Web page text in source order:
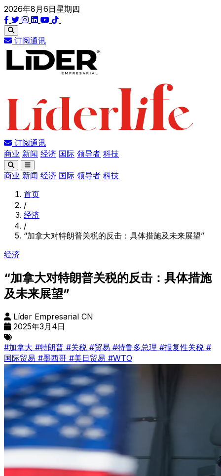
2026年8月6日星期四
订阅通讯
订阅通讯
商业 新闻 经济 国际 领导者 科技
商业 新闻 经济 国际 领导者 科技
首页
/
经济
/
“加拿大对特朗普关税的反击：具体措施及未来展望”
经济
“加拿大对特朗普关税的反击：具体措施
及未来展望”
Líder Empresarial CN
2025年3月4日
#加拿大 #特朗普 #关税 #贸易 #特鲁多总理 #报复性关税 #
国际贸易 #墨西哥 #美日贸易 #WTO